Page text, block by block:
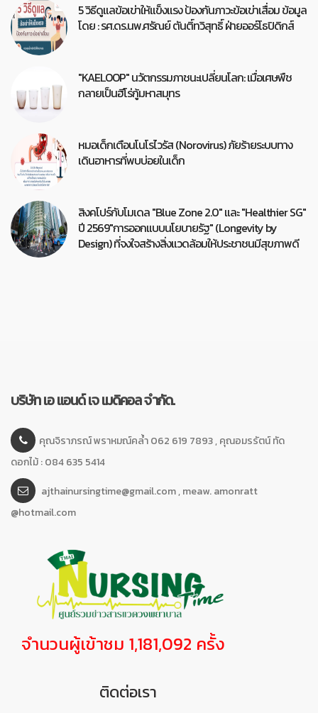
5 วิธีดูแลข้อเข่าให้แข็งแรง ป้องกันภาวะข้อเข่าเสื่อม ข้อมูล
โดย : รศ.ดร.นพ.ศรัณย์ ตันติ์ทวิสุทธิ์ ฝ่ายออร์โธปิดิกส์
"KAELOOP" นวัตกรรมภาชนะเปลี่ยนโลก: เมื่อเศษพืช
กลายเป็นฮีโร่กู้มหาสมุทร
หมอเด็กเตือนโนโรไวรัส (Norovirus) ภัยร้ายระบบทาง
เดินอาหารที่พบบ่อยในเด็ก
สิงคโปร์กับโมเดล "Blue Zone 2.0" และ "Healthier SG"
ปี 2569"การออกแบบนโยบายรัฐ" (Longevity by
Design) ที่จงใจสร้างสิ่งแวดล้อมให้ประชาชนมีสุขภาพดี
บริษัท เอ แอนด์ เจ เมดิคอล จำกัด.
คุณจิราภรณ์ พราหมณ์คล้ำ 062 619 7893 , คุณอมรรัตน์ ทัด
ดอกไม้ : 084 635 5414
ajthainursingtime@gmail.com , meaw. amonratt
@hotmail.com
จำนวนผู้เข้าชม 1,181,092 ครั้ง
ติดต่อเรา